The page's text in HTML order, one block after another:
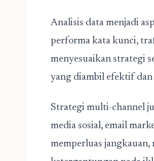
Analisis data menjadi
performa kata kunci,
menyesuaikan strategi
yang diambil efektif
Strategi multi-channel
media sosial, email
memperluas